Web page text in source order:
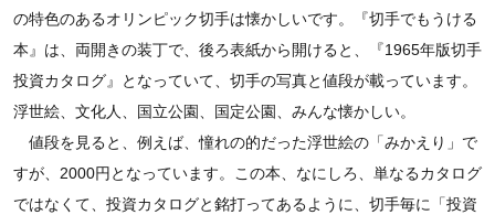
の特色のあるオリンピック切手は懐かしいです。『切手でもうける
本』は、両開きの装丁で、後ろ表紙から開けると、『1965年版切手
投資カタログ』となっていて、切手の写真と値段が載っています。
浮世絵、文化人、国立公園、国定公園、みんな懐かしい。
値段を見ると、例えば、憧れの的だった浮世絵の「みかえり」で
すが、2000円となっています。この本、なにしろ、単なるカタログ
ではなくて、投資カタログと銘打ってあるように、切手毎に「投資